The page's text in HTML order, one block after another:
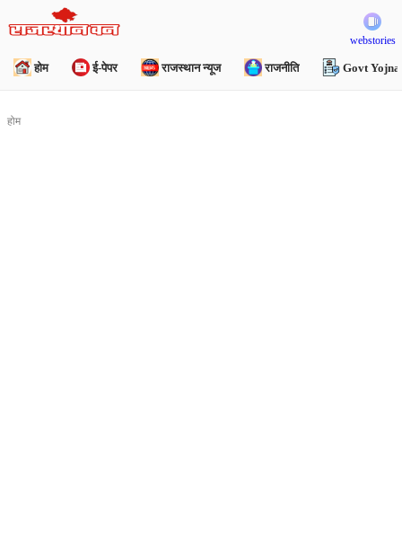
webstories
होम ई-पेपर राजस्थान न्यूज राजनीति Govt Yojna
होम